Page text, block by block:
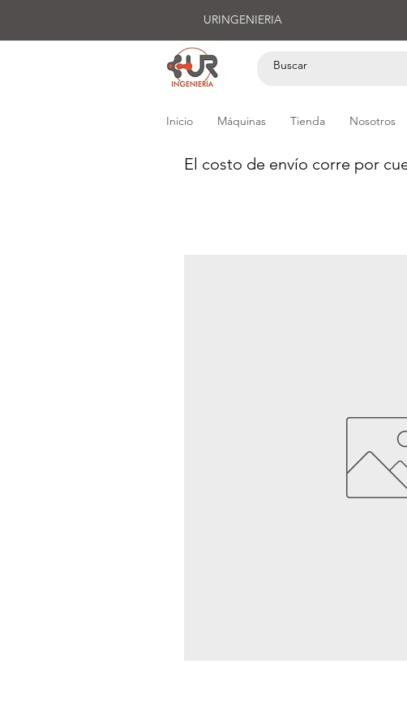
URINGENIERIA
Inicio Máquinas Tienda Nosotros
El costo de envío corre por